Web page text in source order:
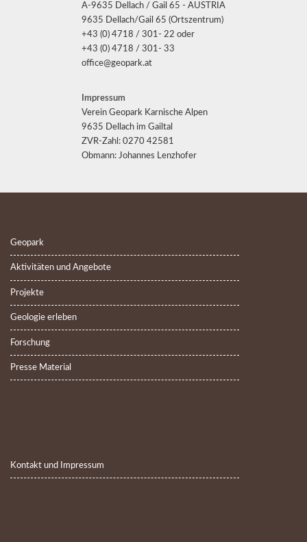
A-9635 Dellach / Gail 65 - AUSTRIA
9635 Dellach/Gail 65 (Ortszentrum)
+43 (0) 4718 / 301- 22 oder
+43 (0) 4718 / 301- 33
office@geopark.at
Impressum
Verein Geopark Karnische Alpen
9635 Dellach im Gailtal
ZVR-Zahl: 0270 42581
Obmann: Johannes Lenzhofer
Geopark
Aktivitäten und Angebote
Projekte
Geologie erleben
Forschung
Presse Material
Kontakt und Impressum